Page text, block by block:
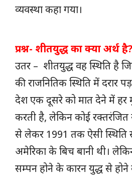
व्यवस्था कहा गया।
प्रश्न- शीतयुद्ध का क्या अर्थ है?
उतर – शीतयुद्ध वह स्थिति है
की राजनितिक स्थिति में दरार
देश एक दूसरे को मात देने में हर
करती है, लेकिन कोई रक्तरंजित
से लेकर 1991 तक ऐसी
अमेरिका के बिच बानी थी।
सम्पन होने के कारन युद्ध से होने